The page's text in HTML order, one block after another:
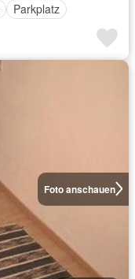
Parkplatz
Foto anschauen